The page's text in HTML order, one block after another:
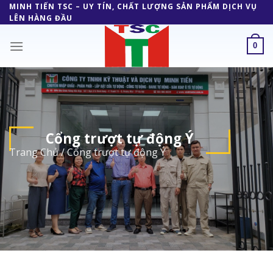
Skip
to
MINH TIẾN TSC – UY TÍN, CHẤT LƯỢNG SẢN PHẨM DỊCH VỤ
LÊN HÀNG ĐẦU
0
Cổng trượt tự động Ý
Trang Chủ/Cổng trượt tự động Ý